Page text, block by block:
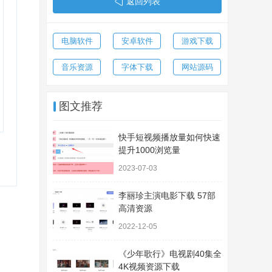
电脑软件 安卓软件 游戏下载
音乐资源 字体下载 网站源码
图文推荐
快手短视频播放量如何快速
提升1000浏览量
2023-07-03
李丽珍主演电影下载 57部
高清资源
2022-12-05
《少年歌行》电视剧40集全
4K视频资源下载